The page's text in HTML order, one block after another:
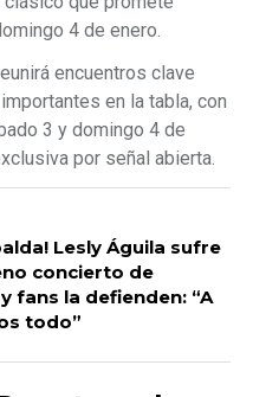
4 de enero.
encuentros clave
en la tabla, con
3 y domingo 4 de
por señal abierta.
Lesly Águila sufre
concierto de
fans la defienden: “A
todo”